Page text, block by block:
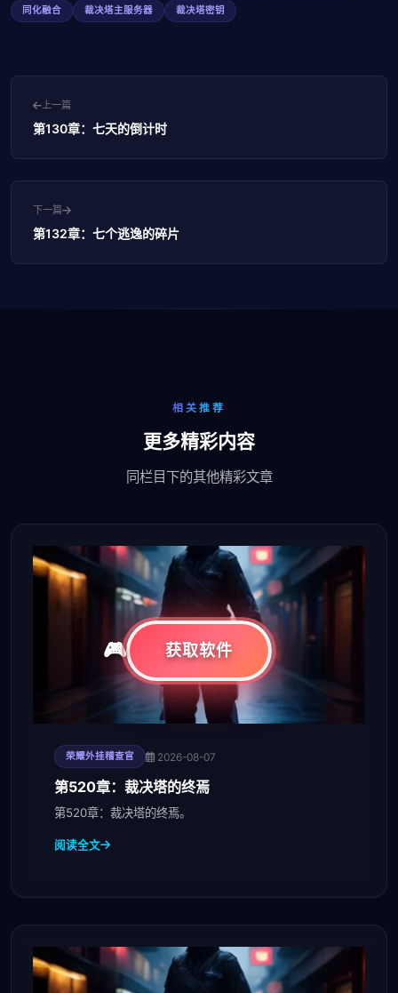
同化融合
裁决塔主服务器 裁决塔密钥
上一篇
第130章：七天的倒计时
下一篇
第132章：七个逃逸的碎片
相关推荐
更多精彩内容
同栏目下的其他精彩文章
荣耀外挂稽查官 2026-08-07
第520章：裁决塔的终焉
第520章：裁决塔的终焉。
阅读全文
获取软件